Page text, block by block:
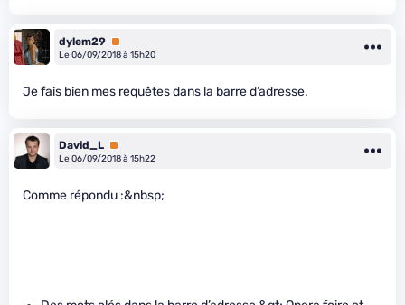
dylem29 Premium
Le 06/09/2018 à 15h20
Je fais bien mes requêtes dans la barre d’adresse.
David_L Premium
Le 06/09/2018 à 15h22
Comme répondu :&nbsp;